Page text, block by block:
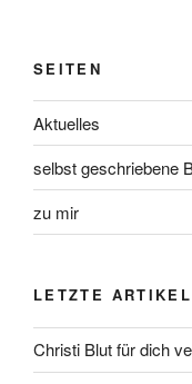
SEITEN
Aktuelles
selbst geschriebene
zu mir
LETZTE ARTIKEL
Christi Blut für dich